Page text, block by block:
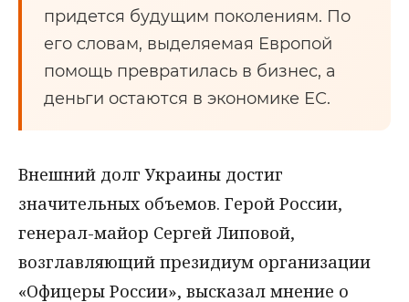
придется будущим поколениям. По
его словам, выделяемая Европой
помощь превратилась в бизнес, а
деньги остаются в экономике ЕС.
Внешний долг Украины достиг
значительных объемов. Герой России,
генерал-майор Сергей Липовой,
возглавляющий президиум организации
«Офицеры России», высказал мнение о